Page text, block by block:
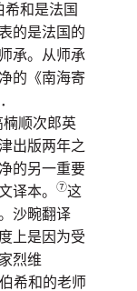
和是法国
的是法国的
承。从师承
的《南海寄
楠顺次郎英
出版两年之
的另一重要
译本。
⑦这
沙畹翻译
上是因为受
烈维
希和的老师